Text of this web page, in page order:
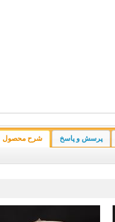
شرح محصول پرسش و پاسخ